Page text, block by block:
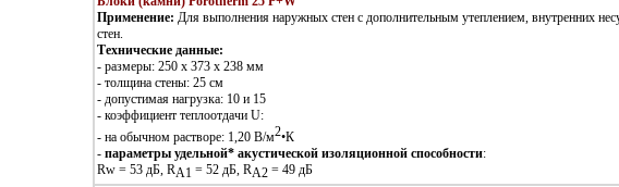
Применение: Для выполнения наружных стен с дополнительным утеплением, внутренних
стен.
Технические данные:
- размеры: 250 х 373 х 238 мм
- толщина стены: 25 см
- допустимая нагрузка: 10 и 15
- коэффициент теплоотдачи U:
- на обычном растворе: 1,20 В/м2•К
- параметры удельной* акустической изоляционной способности:
Rw = 53 дБ, RA1 = 52 дБ, RA2 = 49 дБ